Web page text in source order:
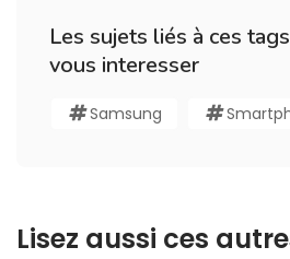
Les sujets liés à ces
vous interesser
Samsung
Lisez aussi ces